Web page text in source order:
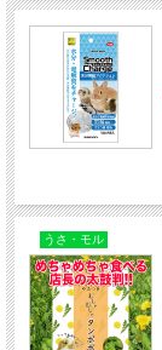
うさ・モル